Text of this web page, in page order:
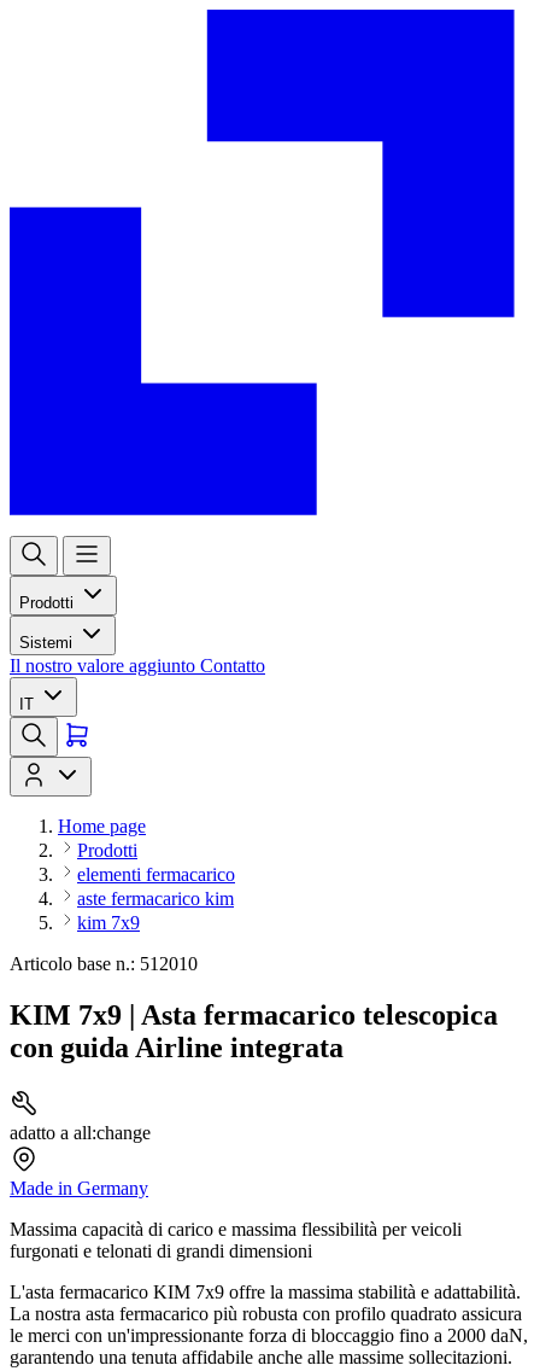
Prodotti
Sistemi
Il nostro valore aggiunto Contatto
IT
Home page
Prodotti
elementi fermacarico
aste fermacarico kim
kim 7x9
Articolo base n.: 512010
KIM 7x9 | Asta fermacarico telescopica
con guida Airline integrata
adatto a all:change
Made in Germany
Massima capacità di carico e massima flessibilità per veicoli
furgonati e telonati di grandi dimensioni
L'asta fermacarico KIM 7x9 offre la massima stabilità e adattabilità.
La nostra asta fermacarico più robusta con profilo quadrato assicura
le merci con un'impressionante forza di bloccaggio fino a 2000 daN,
garantendo una tenuta affidabile anche alle massime sollecitazioni.